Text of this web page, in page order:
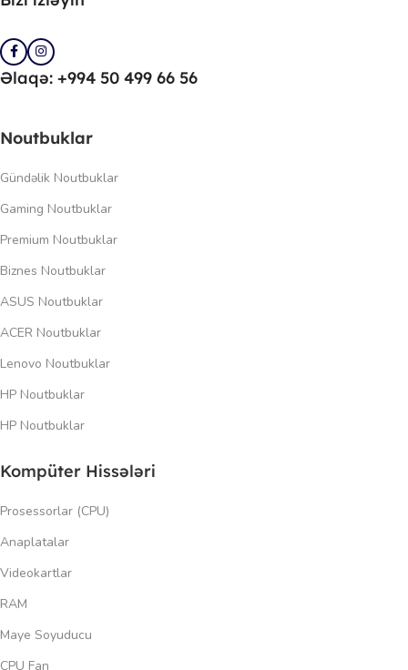
Əlaqə: +994 50 499 66 56
Noutbuklar
Gündəlik Noutbuklar
Gaming Noutbuklar
Premium Noutbuklar
Biznes Noutbuklar
ASUS Noutbuklar
ACER Noutbuklar
Lenovo Noutbuklar
HP Noutbuklar
HP Noutbuklar
Kompüter Hissələri
Prosessorlar (CPU)
Anaplatalar
Videokartlar
RAM
Maye Soyuducu
CPU Fan